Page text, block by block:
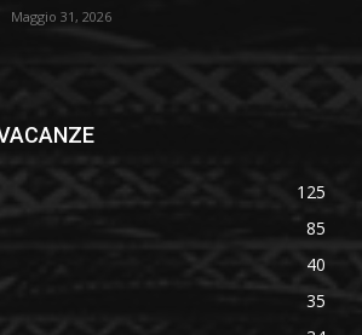
Maggio 31, 2026
125
85
40
35